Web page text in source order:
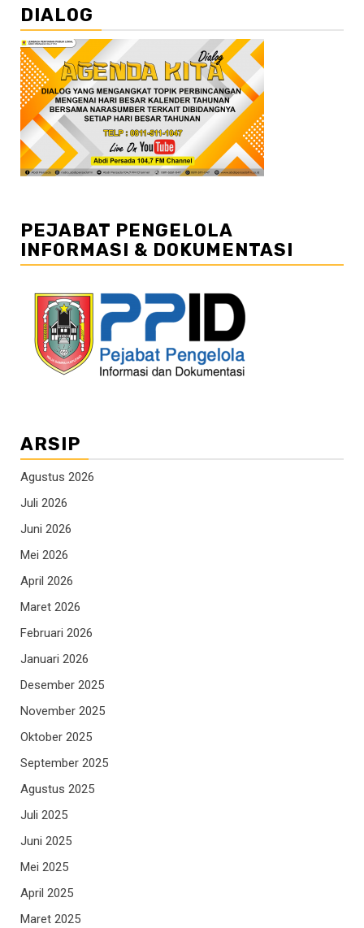
DIALOG
PEJABAT PENGELOLA
INFORMASI & DOKUMENTASI
ARSIP
Agustus 2026
Juli 2026
Juni 2026
Mei 2026
April 2026
Maret 2026
Februari 2026
Januari 2026
Desember 2025
November 2025
Oktober 2025
September 2025
Agustus 2025
Juli 2025
Juni 2025
Mei 2025
April 2025
Maret 2025